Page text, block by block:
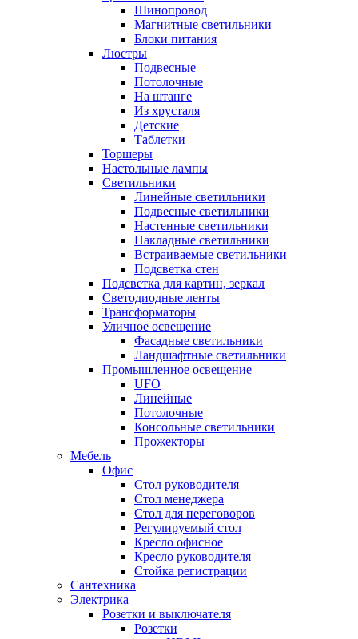
Шинопровод
Магнитные светильники
Блоки питания
Люстры
Подвесные
Потолочные
На штанге
Из хрусталя
Детские
Таблетки
Торшеры
Настольные лампы
Светильники
Линейные светильники
Подвесные светильники
Настенные светильники
Накладные светильники
Встраиваемые светильники
Подсветка стен
Подсветка для картин, зеркал
Светодиодные ленты
Трансформаторы
Уличное освещение
Фасадные светильники
Ландшафтные светильники
Промышленное освещение
UFO
Линейные
Потолочные
Консольные светильники
Прожекторы
Мебель
Офис
Стол руководителя
Стол менеджера
Стол для переговоров
Регулируемый стол
Кресло офисное
Кресло руководителя
Стойка регистрации
Сантехника
Электрика
Розетки и выключателя
Розетки